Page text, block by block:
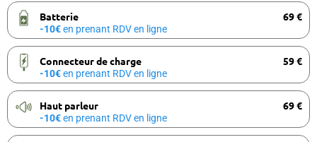
Batterie 69 €
-10€en prenant RDV en ligne
Connecteur de charge 59 €
-10€en prenant RDV en ligne
Haut parleur 69 €
-10€en prenant RDV en ligne